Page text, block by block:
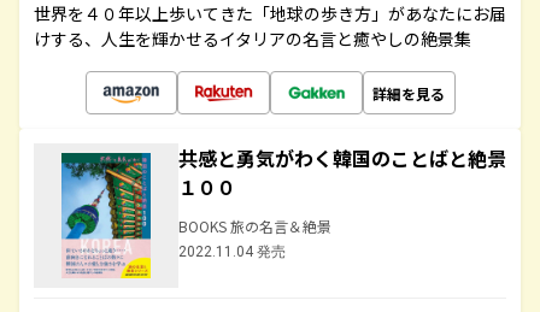
世界を４０年以上歩いてきた「地球の歩き方」があなたにお届
けする、人生を輝かせるイタリアの名言と癒やしの絶景集
詳細を見る
共感と勇気がわく韓国のことばと絶景
１００
BOOKS 旅の名言＆絶景
2022.11.04 発売